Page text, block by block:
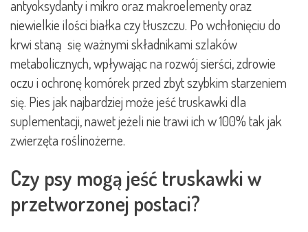
antyoksydanty i mikro oraz makroelementy oraz
niewielkie ilości białka czy tłuszczu. Po wchłonięciu do
krwi staną się ważnymi składnikami szlaków
metabolicznych, wpływając na rozwój sierści, zdrowie
oczu i ochronę komórek przed zbyt szybkim starzeniem
się. Pies jak najbardziej może jeść truskawki dla
suplementacji, nawet jeżeli nie trawi ich w 100% tak jak
zwierzęta roślinożerne.
Czy psy mogą jeść truskawki w
przetworzonej postaci?